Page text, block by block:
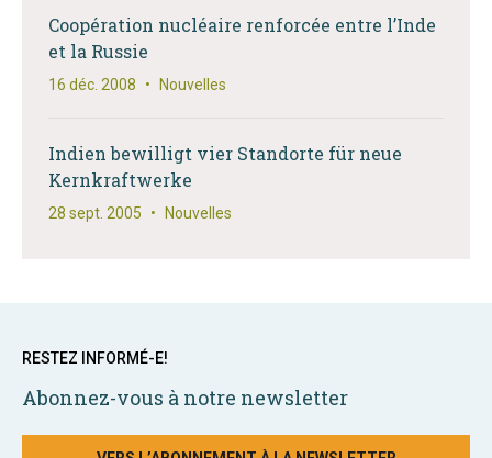
Coopération nucléaire renforcée entre l’Inde
et la Russie
16 déc. 2008 • Nouvelles
Indien bewilligt vier Standorte für neue
Kernkraftwerke
28 sept. 2005 • Nouvelles
RESTEZ INFORMÉ-E!
Abonnez-vous à notre newsletter